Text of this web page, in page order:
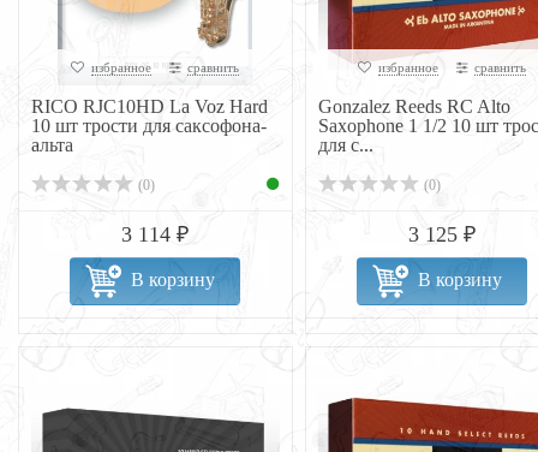
избранное сравнить
RICO RJC10HD La Voz Hard
10 шт трости для саксофона-
альта
(0)
3 114 ₽
В корзину
избранное сравнить
Gonzalez Reeds RC Alto
Saxophone 1 1/2 10 шт
для с...
(0)
3 125 ₽
В корзину